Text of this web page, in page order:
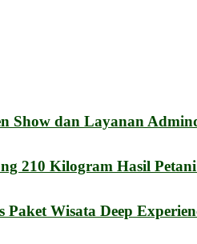
Show dan Layanan
210 Kilogram Hasil
Wisata Deep